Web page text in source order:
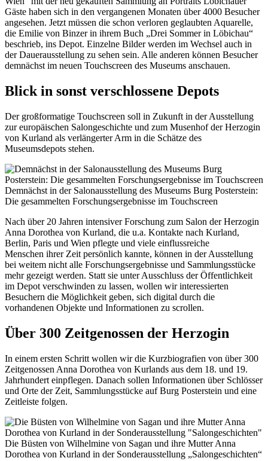
Gäste haben sich in den vergangenen Monaten über 4000 Besucher
angesehen. Jetzt müssen die schon verloren geglaubten Aquarelle,
die Emilie von Binzer in ihrem Buch „Drei Sommer in Löbichau“
beschrieb, ins Depot. Einzelne Bilder werden im Wechsel auch in
der Dauerausstellung zu sehen sein. Alle anderen können Besucher
demnächst im neuen Touchscreen des Museums anschauen.
Blick in sonst verschlossene Depots
Der großformatige Touchscreen soll in Zukunft in der Ausstellung
zur europäischen Salongeschichte und zum Musenhof der Herzogin
von Kurland als verlängerter Arm in die Schätze des
Museumsdepots stehen.
Demnächst in der Salonausstellung des Museums Burg Posterstein:
Die gesammelten Forschungsergebnisse im Touchscreen
Nach über 20 Jahren intensiver Forschung zum Salon der Herzogin
Anna Dorothea von Kurland, die u.a. Kontakte nach Kurland,
Berlin, Paris und Wien pflegte und viele einflussreiche
Menschen ihrer Zeit persönlich kannte, können in der Ausstellung
bei weitem nicht alle Forschungsergebnisse und Sammlungsstücke
mehr gezeigt werden. Statt sie unter Ausschluss der Öffentlichkeit
im Depot verschwinden zu lassen, wollen wir interessierten
Besuchern die Möglichkeit geben, sich digital durch die
vorhandenen Objekte und Informationen zu scrollen.
Über 300 Zeitgenossen der Herzogin
In einem ersten Schritt wollen wir die Kurzbiografien von über 300
Zeitgenossen Anna Dorothea von Kurlands aus dem 18. und 19.
Jahrhundert einpflegen. Danach sollen Informationen über Schlösser
und Orte der Zeit, Sammlungsstücke auf Burg Posterstein und eine
Zeitleiste folgen.
Die Büsten von Wilhelmine von Sagan und ihre Mutter Anna
Dorothea von Kurland in der Sonderausstellung „Salongeschichten“